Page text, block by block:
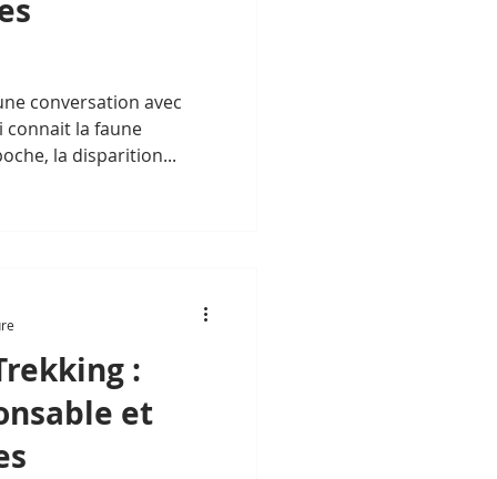
conversation avec
connait la faune
la disparition...
:
et